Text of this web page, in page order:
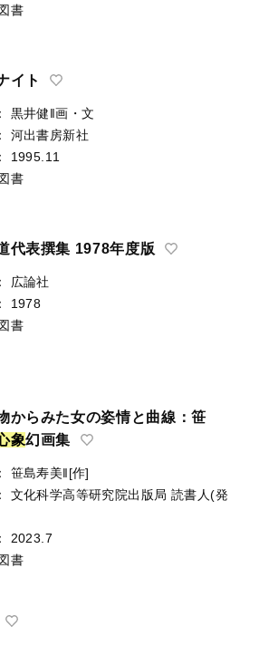
書
イト
：
黒井健‖画・文
：
河出書房新社
：
1995.11
書
代表撰集 1978年度版
：
広論社
：
1978
書
からみた女の姿情と曲線：笹
象幻画集
：
笹島寿美‖[作]
： 文化科学高等研究院出版局 読書人(発
：
2023.7
書